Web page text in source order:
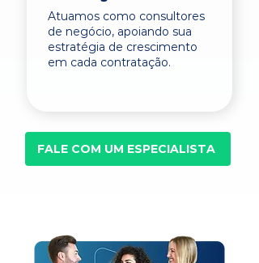
Atuamos como consultores
de negócio, apoiando sua
estratégia de crescimento
em cada contratação.
FALE COM UM ESPECIALISTA